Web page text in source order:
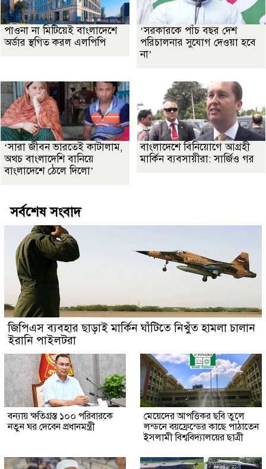
পাওনা না মিটিয়েই বাংলাদেশে
অর্ডার স্থগিত করল এলপিপি
‘সরকারকে পাঁচ বছর দেশ
পরিচালনার সুযোগ দেওয়া হবে
না’
‘সারা জীবন ভারতেই কাটালাম,
অথচ বাংলাদেশি বানিয়ে
বাংলাদেশে ঠেলে দিলো’
বাংলাদেশে বিনিয়োগে আগ্রহী
মার্কিন ব্যবসায়ীরা: সার্জিও গর
সর্বশেষ সংবাদ
জিপিএস ব্যবহার ছাড়াই মার্কিন ঘাঁটিতে নিখুঁত হামলা চালান
ইরানি পাইলটরা
বন্যায় ক্ষতিগ্রস্ত ১০০ পরিবারকে
নতুন ঘর দেবেন প্রধানমন্ত্রী
মেয়েদের আপত্তিকর ছবি তুলে
লন্ডনে বয়ফ্রেন্ডের কাছে পাঠাতেন
ইসলামী বিশ্ববিদ্যালয়ের ছাত্রী